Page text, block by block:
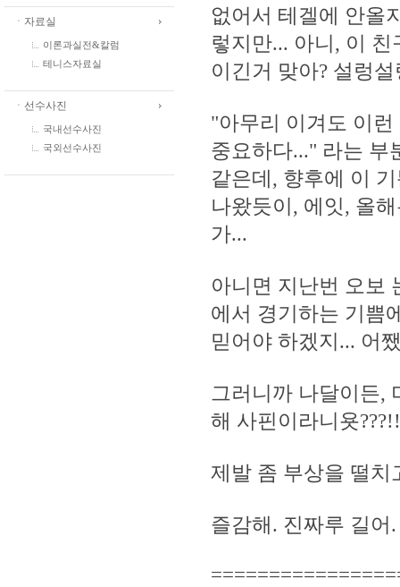
ㆍ자료실
이론과실전&칼럼
테니스자료실
ㆍ선수사진
국내선수사진
국외선수사진
없어서 테겔에 안올
렇지만... 아니, 이
이긴거 맞아? 설렁
"아무리 이겨도 이
중요하다..." 라는 부
같은데, 향후에 이
나왔듯이, 에잇, 올
가...
아니면 지난번 오보
에서 경기하는 기쁨
믿어야 하겠지... 어
그러니까 나달이든,
해 사핀이라니욧
제발 좀 부상을 떨
즐감해. 진짜루 길어